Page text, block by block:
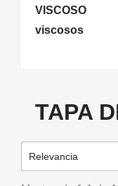
VISCOSO
viscosos
TAPA
Relevancia